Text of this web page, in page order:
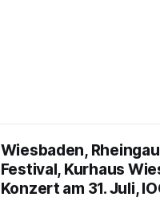
Wiesbaden,
Festival, Kurhaus
Konzert am 31. Juli,